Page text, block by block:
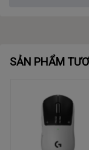
khác
Màu
Trọng lượng &
127 x
SẢN PHẨM